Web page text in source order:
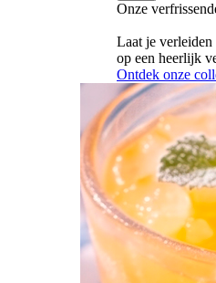
Onze
Laat je verleiden
op een heerlijk
Ontdek onze